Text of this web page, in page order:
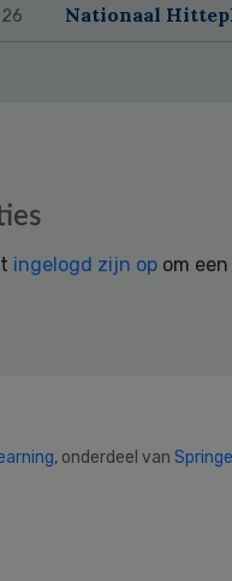
Nationaal
ingelogd zijn op om
, onderdeel van